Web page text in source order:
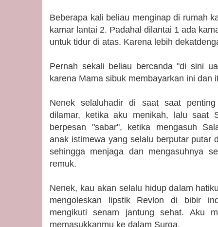
Beberapa kali beliau menginap di rumah
kamar lantai 2. Padahal dilantai 1 ada
untuk tidur di atas. Karena lebih
Pernah sekali beliau bercanda "di sini
karena Mama sibuk membayarkan ini dan
Nenek selaluhadir di saat saat
dilamar, ketika aku menikah, lalu saat
berpesan "sabar", ketika mengasuh
anak istimewa yang selalu berputar putar
sehingga menjaga dan mengasuhnya
remuk.
Nenek, kau akan selalu hidup dalam
mengoleskan lipstik Revlon di bibir
mengikuti senam jantung sehat. Aku
memasukkanmu ke dalam Surga.